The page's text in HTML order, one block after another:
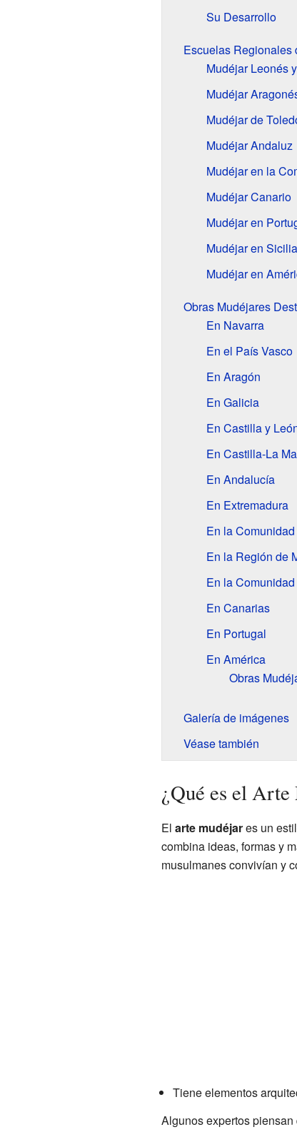
Su Desarrollo
Escuelas Regionales
Mudéjar Leonés
Mudéjar
Mudéjar de
Mudéjar Andaluz
Mudéjar en la
Mudéjar Canario
Mudéjar en
Mudéjar en Sicilia
Mudéjar en
Obras Mudéjares
En Navarra
En el País Vasco
En Aragón
En Galicia
En Castilla y
En Castilla-La
En Andalucía
En Extremadura
En la
En la Región de
En la
En Canarias
En Portugal
En América
Obras
Galería de imágenes
Véase también
¿Qué es el
El arte mudéjares un
combina ideas, formas y
musulmanes convivían y
Tiene elementos
Algunos expertos